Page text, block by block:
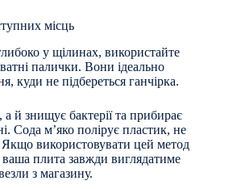
місць
у щілинах, використайте
палички. Вони ідеально
куди не підбереться ганчірка.
й знищує бактерії та прибирає
Сода м’яко полірує пластик, не
використовувати цей метод
плита завжди виглядатиме
з магазину.